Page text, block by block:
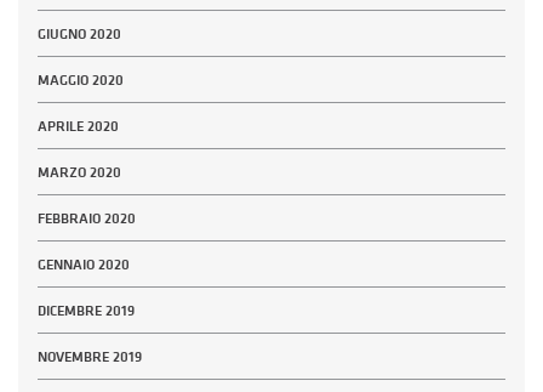
GIUGNO 2020
MAGGIO 2020
APRILE 2020
MARZO 2020
FEBBRAIO 2020
GENNAIO 2020
DICEMBRE 2019
NOVEMBRE 2019